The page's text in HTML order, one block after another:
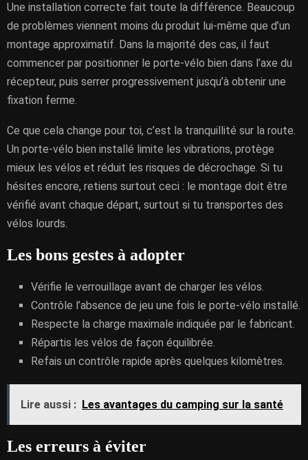
Une installation correcte fait toute la différence. Beaucoup
de problèmes viennent moins du produit lui-même que d’un
montage approximatif. Dans la majorité des cas, il faut
commencer par positionner le porte-vélo bien dans l’axe du
récepteur, puis serrer progressivement jusqu’à obtenir une
fixation ferme.
Ce que cela change pour toi, c’est la tranquillité sur la route.
Un porte-vélo bien installé limite les vibrations, protège
mieux les vélos et réduit les risques de décrochage. Si tu
hésites encore, retiens surtout ceci : le montage doit être
vérifié avant chaque départ, surtout si tu transportes des
vélos lourds.
Les bons gestes à adopter
Vérifie le verrouillage avant de charger les vélos.
Contrôle l’absence de jeu une fois le porte-vélo installé.
Respecte la charge maximale indiquée par le fabricant.
Répartis les vélos de façon équilibrée.
Refais un contrôle rapide après quelques kilomètres.
Lire aussi : Les avantages du camping sur la santé
Les erreurs à éviter